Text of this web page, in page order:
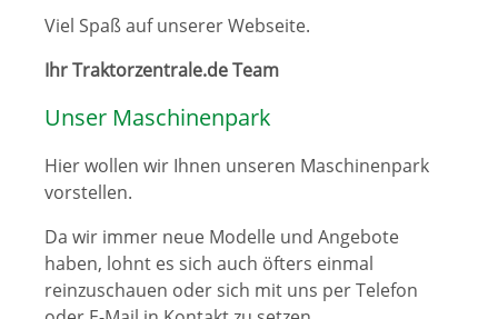
Viel Spaß auf unserer Webseite.
Ihr Traktorzentrale.de Team
Unser Maschinenpark
Hier wollen wir Ihnen unseren Maschinenpark
vorstellen.
Da wir immer neue Modelle und Angebote
haben, lohnt es sich auch öfters einmal
reinzuschauen oder sich mit uns per Telefon